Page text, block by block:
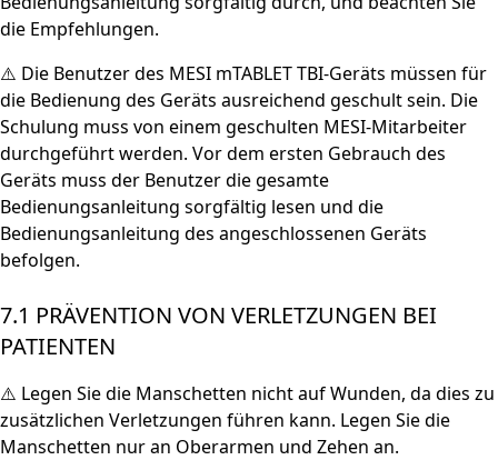
die Empfehlungen.
⚠️ Die Benutzer des MESI mTABLET TBI-Geräts müssen für
die Bedienung des Geräts ausreichend geschult sein. Die
Schulung muss von einem geschulten MESI-Mitarbeiter
durchgeführt werden. Vor dem ersten Gebrauch des
Geräts muss der Benutzer die gesamte
Bedienungsanleitung sorgfältig lesen und die
Bedienungsanleitung des angeschlossenen Geräts
befolgen.
7.1 PRÄVENTION VON VERLETZUNGEN BEI
PATIENTEN
⚠️ Legen Sie die Manschetten nicht auf Wunden, da dies zu
zusätzlichen Verletzungen führen kann. Legen Sie die
Manschetten nur an Oberarmen und Zehen an.